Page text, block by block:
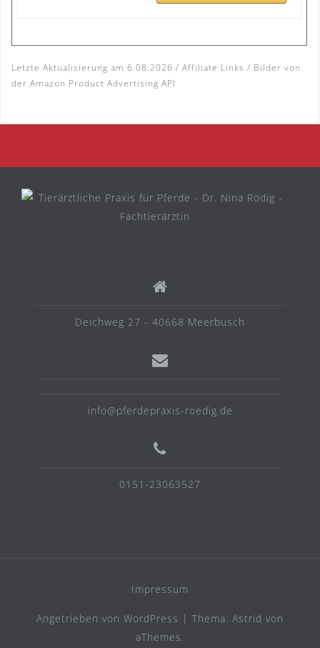
Letzte Aktualisierung am 6.08.2026 / Affiliate Links / Bilder von
der Amazon Product Advertising API
Deichweg 27 - 40668 Meerbusch
info@pferdepraxis-roedig.de
0151-23063527
Impressum
Angetrieben von WordPress | Thema: Astrid von
aThemes.